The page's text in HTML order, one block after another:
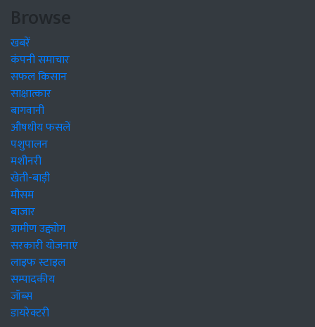
Browse
खबरें
कंपनी समाचार
सफल किसान
साक्षात्कार
बागवानी
औषधीय फसलें
पशुपालन
मशीनरी
खेती-बाड़ी
मौसम
बाजार
ग्रामीण उद्द्योग
सरकारी योजनाएं
लाइफ स्टाइल
सम्पादकीय
जॉब्स
डायरेक्टरी